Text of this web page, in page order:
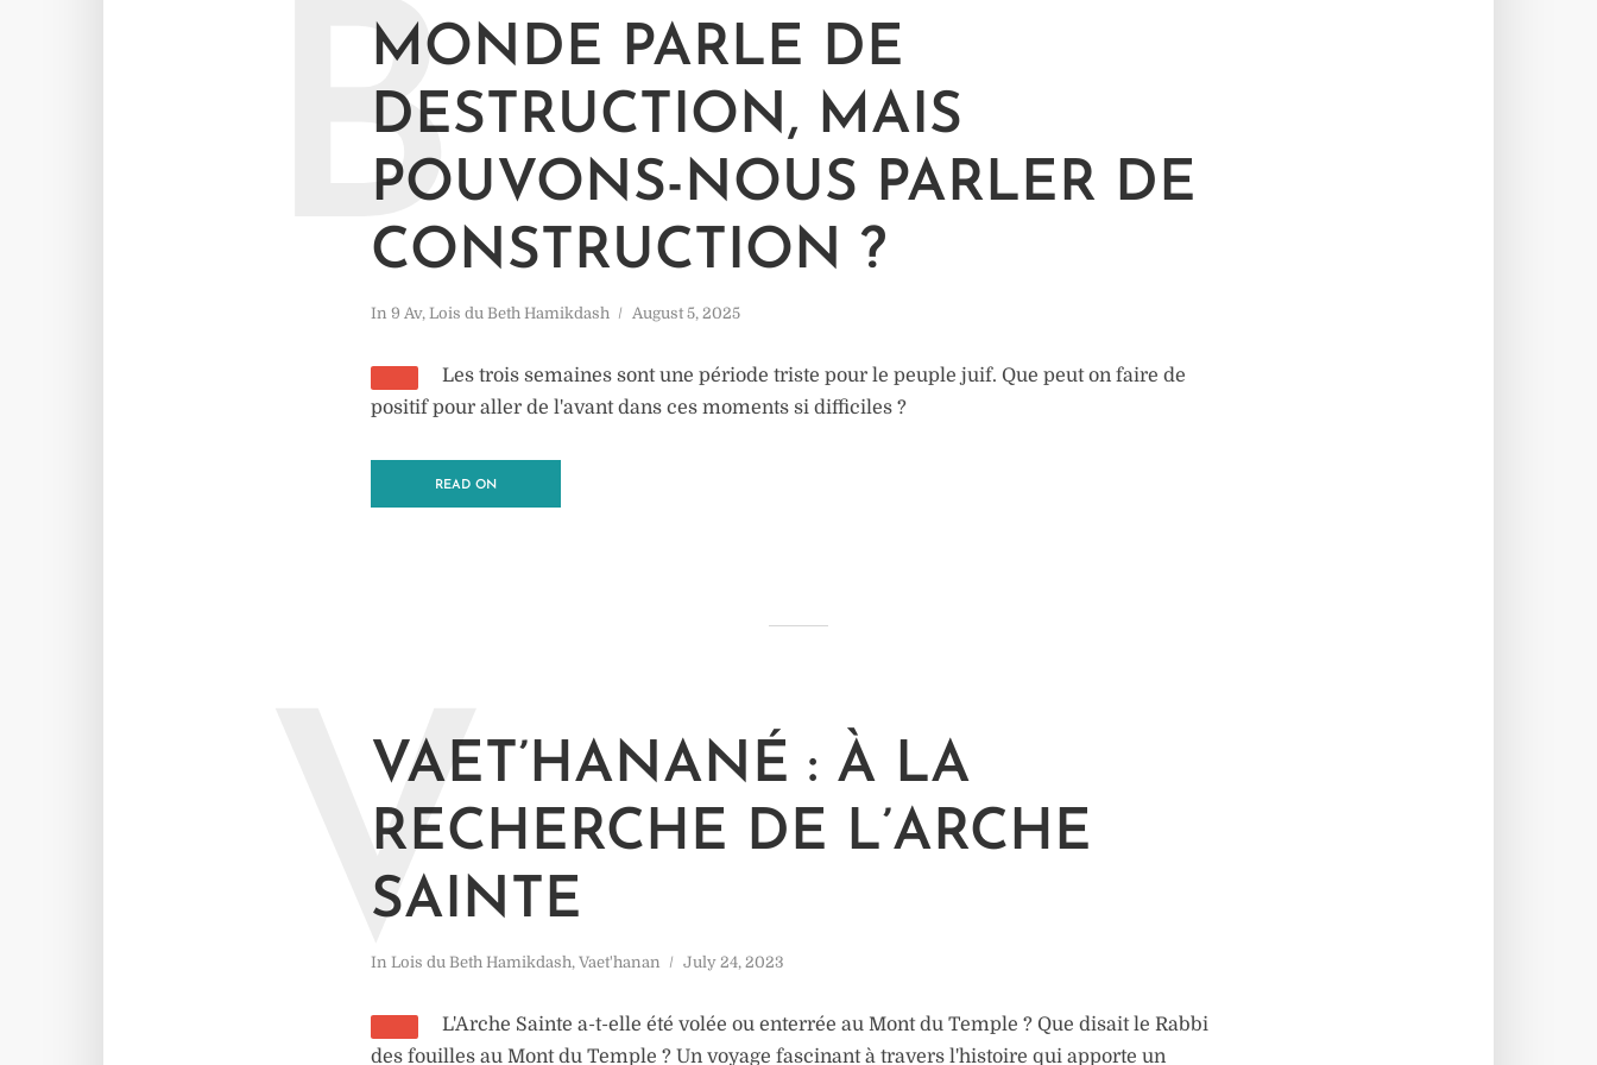
MONDE PARLE DE
DESTRUCTION, MAIS
POUVONS-NOUS PARLER DE
CONSTRUCTION ?
In 9 Av, Lois du Beth Hamikdash August 5, 2025
B
Les trois semaines sont une période triste pour le peuple juif. Que peut on faire de
positif pour aller de l'avant dans ces moments si difficiles ?
READ ON
VAET’HANANÉ : À LA
RECHERCHE DE L’ARCHE
SAINTE
In Lois du Beth Hamikdash, Vaet'hanan July 24, 2023
V
L'Arche Sainte a-t-elle été volée ou enterrée au Mont du Temple ? Que disait le Rabbi
des fouilles au Mont du Temple ? Un voyage fascinant à travers l'histoire qui apporte un